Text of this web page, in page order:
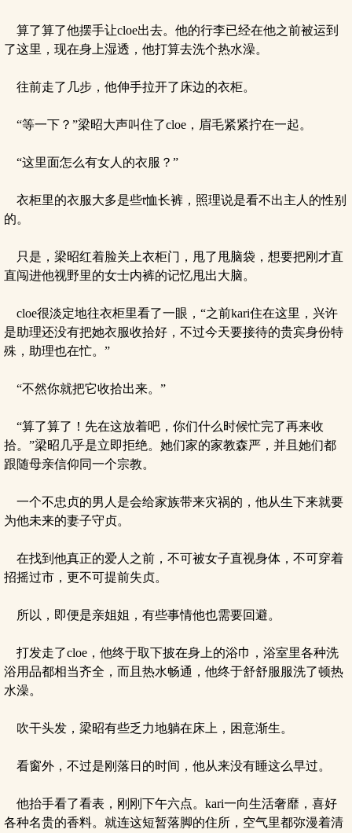
算了算了他摆手让cloe出去。他的行李已经在他之前被运到
了这里，现在身上湿透，他打算去洗个热水澡。
往前走了几步，他伸手拉开了床边的衣柜。
“等一下？”梁昭大声叫住了cloe，眉毛紧紧拧在一起。
“这里面怎么有女人的衣服？”
衣柜里的衣服大多是些t恤长裤，照理说是看不出主人的性别
的。
只是，梁昭红着脸关上衣柜门，甩了甩脑袋，想要把刚才直
直闯进他视野里的女士内裤的记忆甩出大脑。
cloe很淡定地往衣柜里看了一眼，“之前kari住在这里，兴许
是助理还没有把她衣服收拾好，不过今天要接待的贵宾身份特
殊，助理也在忙。”
“不然你就把它收拾出来。”
“算了算了！先在这放着吧，你们什么时候忙完了再来收
拾。”梁昭几乎是立即拒绝。她们家的家教森严，并且她们都
跟随母亲信仰同一个宗教。
一个不忠贞的男人是会给家族带来灾祸的，他从生下来就要
为他未来的妻子守贞。
在找到他真正的爱人之前，不可被女子直视身体，不可穿着
招摇过市，更不可提前失贞。
所以，即便是亲姐姐，有些事情他也需要回避。
打发走了cloe，他终于取下披在身上的浴巾，浴室里各种洗
浴用品都相当齐全，而且热水畅通，他终于舒舒服服洗了顿热
水澡。
吹干头发，梁昭有些乏力地躺在床上，困意渐生。
看窗外，不过是刚落日的时间，他从来没有睡这么早过。
他抬手看了看表，刚刚下午六点。kari一向生活奢靡，喜好
各种名贵的香料。就连这短暂落脚的住所，空气里都弥漫着清